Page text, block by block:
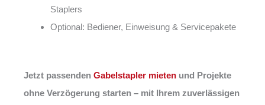
Staplers
Optional: Bediener, Einweisung & Servicepakete
Jetzt passenden Gabelstapler mieten und Projekte
ohne Verzögerung starten – mit Ihrem zuverlässigen